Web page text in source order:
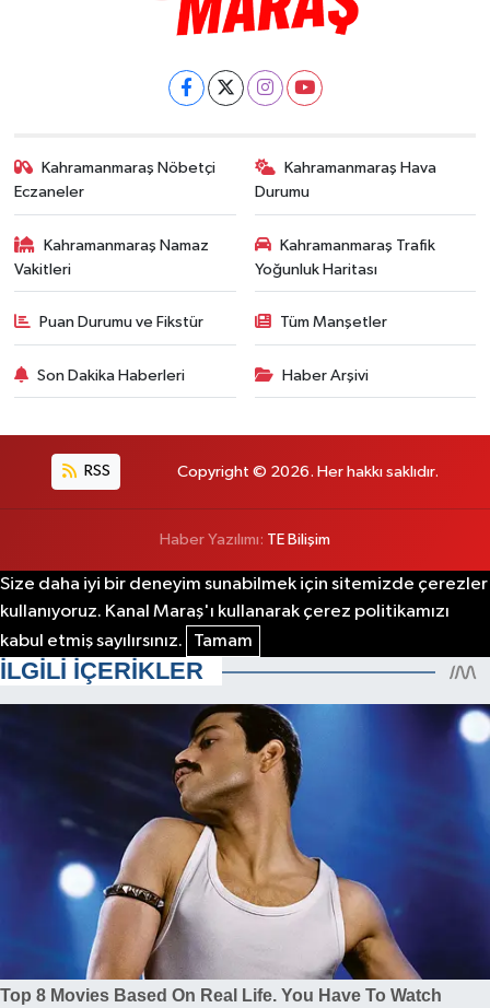
Kahramanmaraş Nöbetçi
Eczaneler
Kahramanmaraş Hava
Durumu
Kahramanmaraş Namaz
Vakitleri
Kahramanmaraş Trafik
Yoğunluk Haritası
Puan Durumu ve Fikstür Tüm Manşetler
Son Dakika Haberleri Haber Arşivi
RSS Copyright © 2026. Her hakkı saklıdır.
Haber Yazılımı: TE Bilişim
Size daha iyi bir deneyim sunabilmek için sitemizde çerezler
kullanıyoruz. Kanal Maraş'ı kullanarak çerez politikamızı
kabul etmiş sayılırsınız.
Tamam